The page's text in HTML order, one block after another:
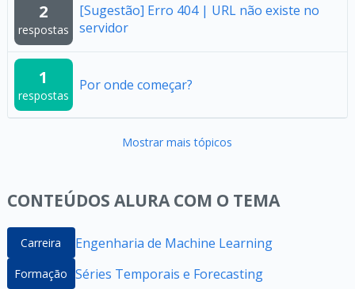
2
respostas
[Sugestão] Erro 404 | URL não existe no
servidor
1
respostas
Por onde começar?
Mostrar mais tópicos
CONTEÚDOS ALURA COM O TEMA
Carreira Engenharia de Machine Learning
Formação Séries Temporais e Forecasting